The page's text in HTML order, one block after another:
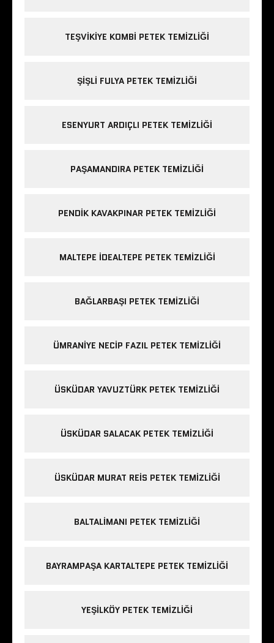
TEŞVIKIYE KOMBI PETEK TEMIZLIĞI
ŞIŞLI FULYA PETEK TEMIZLIĞI
ESENYURT ARDIÇLI PETEK TEMIZLIĞI
PAŞAMANDIRA PETEK TEMIZLIĞI
PENDIK KAVAKPINAR PETEK TEMIZLIĞI
MALTEPE IDEALTEPE PETEK TEMIZLIĞI
BAĞLARBAŞI PETEK TEMIZLIĞI
ÜMRANIYE NECIP FAZIL PETEK TEMIZLIĞI
ÜSKÜDAR YAVUZTÜRK PETEK TEMIZLIĞI
ÜSKÜDAR SALACAK PETEK TEMIZLIĞI
ÜSKÜDAR MURAT REIS PETEK TEMIZLIĞI
BALTALIMANI PETEK TEMIZLIĞI
BAYRAMPAŞA KARTALTEPE PETEK TEMIZLIĞI
YEŞILKÖY PETEK TEMIZLIĞI